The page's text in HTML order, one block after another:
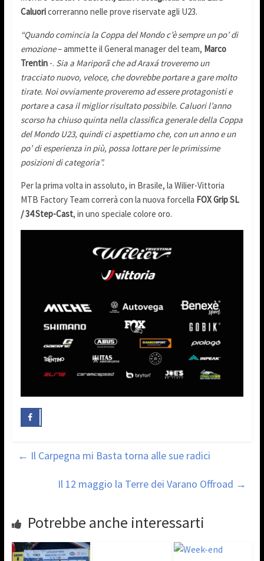
Caluoricorreranno nelle prove riservate agli U23.
“Quando comincia la Coppa del Mondo c’è sempre un po’ di
emozione– ammette il General manager del team, Marco
Trentin-. Sia a Mariporã che ad Araxá troveremo un
tracciato nuovo, veloce, che dovrebbe portare a gare molto
tirate. Noi ovviamente proveremo ad essere protagonisti e
portare a casa il miglior risultato possibile. Caluori l’anno
scorso ha chiuso quinta nella classifica generale della Coppa
del Mondo U23, quindi ci aspettiamo che, con un anno e un
po’ di esperienza in più, possa lottare per le primissime
posizioni di categoria”.
Per la prima volta in assoluto, in Brasile, la Wilier-Vittoria
MTB Factory Team correrà con la nuova forcella FOX Grip SL
/ 34 Step-Cast, in uno speciale colore oro.
← Il Carpegna mi Basta torna alle sue radici
Il 12 maggio la Terre dei Varano Offroad →
Potrebbe anche interessarti